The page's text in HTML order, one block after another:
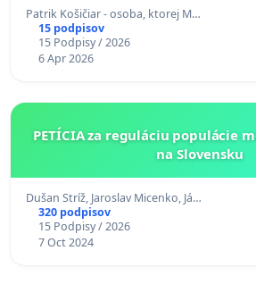
Patrik Košičiar - osoba, ktorej M…
15 podpisov
15 Podpisy / 2026
6 Apr 2026
PETÍCIA za reguláciu populácie medveďa hnedého
na Slovensku
Dušan Stríž, Jaroslav Micenko, Já…
320 podpisov
15 Podpisy / 2026
7 Oct 2024